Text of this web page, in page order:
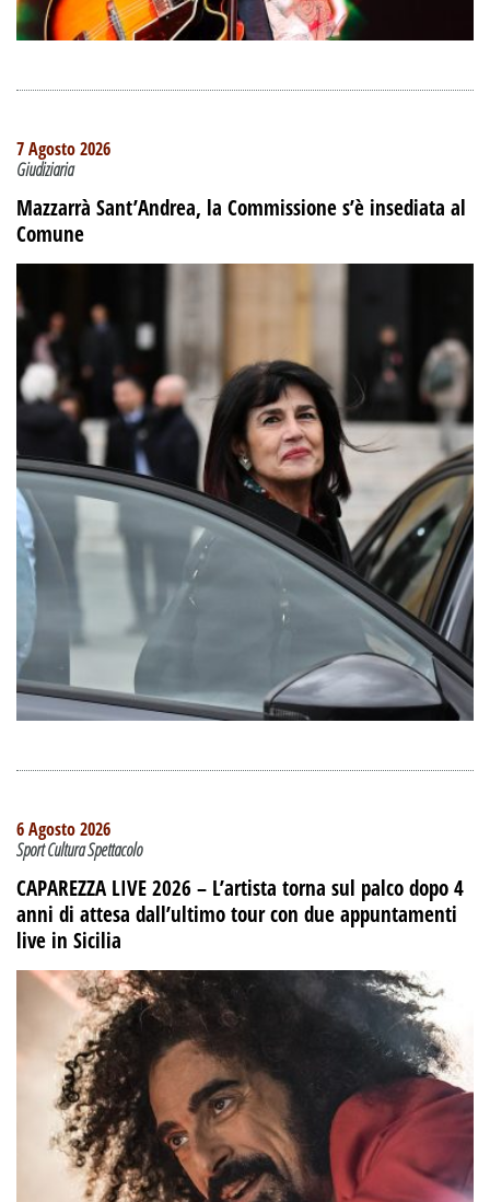
7 Agosto 2026
Giudiziaria
Mazzarrà Sant’Andrea, la Commissione s’è insediata al
Comune
6 Agosto 2026
Sport Cultura Spettacolo
CAPAREZZA LIVE 2026 – L’artista torna sul palco dopo 4
anni di attesa dall’ultimo tour con due appuntamenti
live in Sicilia